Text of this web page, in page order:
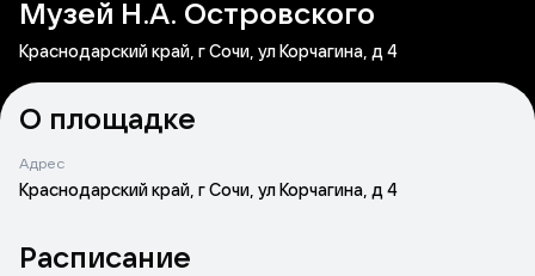
Музей Н.А. Островского
Краснодарский край, г Сочи, ул Корчагина, д 4
О площадке
Адрес
Краснодарский край, г Сочи, ул Корчагина, д 4
Расписание